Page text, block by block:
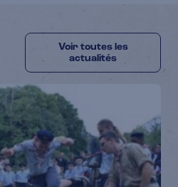
Voir toutes les
actualités